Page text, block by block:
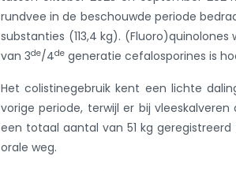
rundvee in de beschouwde periode
substanties (113,4 kg).
van 3de/4de generatie cefalosporines is
Het colistinegebruik kent een lichte
vorige periode, terwijl er bij
een totaal aantal van 51 kg
orale weg.